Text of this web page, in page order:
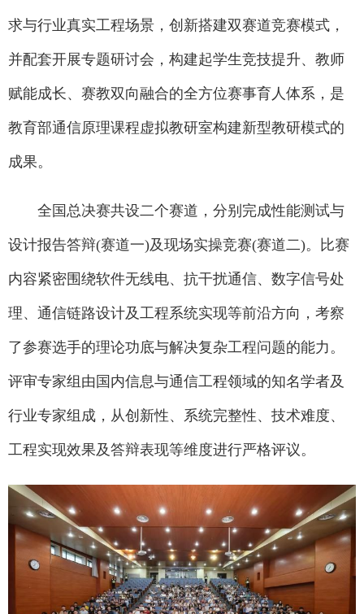
求与行业真实工程场景，创新搭建双赛道竞赛模式，
并配套开展专题研讨会，构建起学生竞技提升、教师
赋能成长、赛教双向融合的全方位赛事育人体系，是
教育部通信原理课程虚拟教研室构建新型教研模式的
成果。
全国总决赛共设二个赛道，分别完成性能测试与
设计报告答辩(赛道一)及现场实操竞赛(赛道二)。比赛
内容紧密围绕软件无线电、抗干扰通信、数字信号处
理、通信链路设计及工程系统实现等前沿方向，考察
了参赛选手的理论功底与解决复杂工程问题的能力。
评审专家组由国内信息与通信工程领域的知名学者及
行业专家组成，从创新性、系统完整性、技术难度、
工程实现效果及答辩表现等维度进行严格评议。